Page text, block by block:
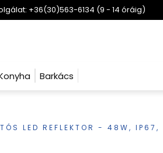
+36(30)563-6134 (9 - 14 óráig)
Barkács
LED REFLEKTOR - 48W,